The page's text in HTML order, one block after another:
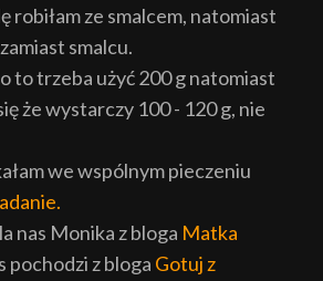
robiłam ze smalcem, natomiast
smalcu.
to trzeba użyć 200 g natomiast
że wystarczy 100 - 120 g, nie
we wspólnym pieczeniu
nas Monika z bloga Matka
pochodzi z bloga Gotuj z